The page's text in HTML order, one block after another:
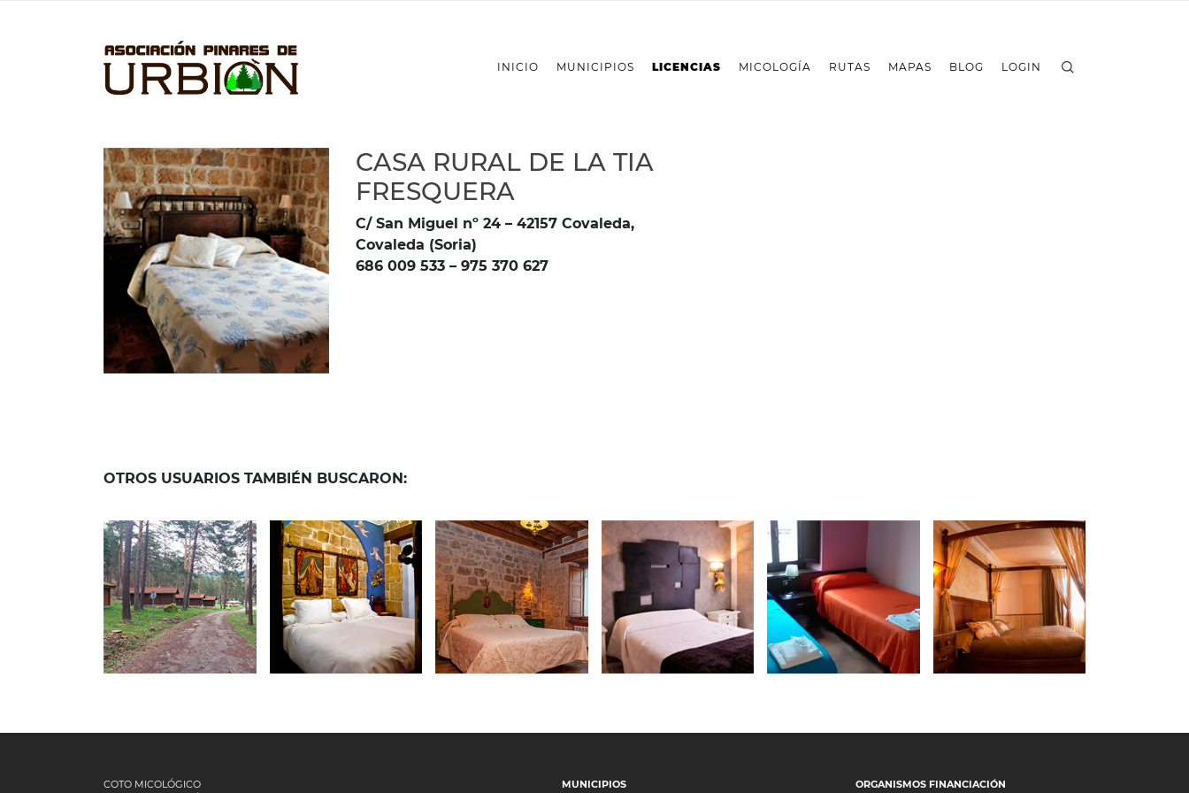
INICIO MUNICIPIOS LICENCIAS MICOLOGÍA RUTAS MAPAS BLOG LOGIN
CASA RURAL DE LA TIA
FRESQUERA
C/ San Miguel nº 24 – 42157 Covaleda,
Covaleda (Soria)
686 009 533 – 975 370 627
OTROS USUARIOS TAMBIÉN BUSCARON:
24 de septiembre de 2020
CAMPING
COVALEDA
REFUGIO DE
PESCADORES
24 de septiembre de 2020
CASA RURAL
EL BOLO
24 de septiembre de 2020
CASA RURAL
CUEVA DEL
TÍO MELITÓN
13 de octubre de 2020
POSADA DOS
AGUAS
24 de septiembre de 2020
EL ALBERGUE
24 de septiembre de 2020
CASA RURAL
SAN
LORENZO
COTO MICOLÓGICO
MUNICIPIOS ORGANISMOS FINANCIACIÓN